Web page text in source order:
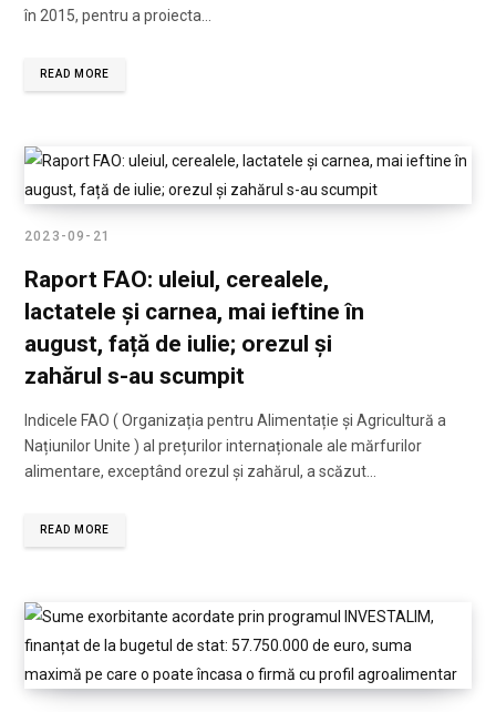
în 2015, pentru a proiecta…
READ MORE
2023-09-21
Raport FAO: uleiul, cerealele,
lactatele și carnea, mai ieftine în
august, față de iulie; orezul și
zahărul s-au scumpit
Indicele FAO ( Organizația pentru Alimentație și Agricultură a
Națiunilor Unite ) al prețurilor internaționale ale mărfurilor
alimentare, exceptând orezul și zahărul, a scăzut…
READ MORE